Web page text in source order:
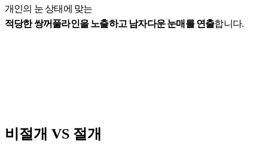
개인의 눈 상태에 맞는
적당한 쌍꺼풀라인을 노출하고 남자다운 눈매를 연출합니다.
비절개 VS 절개